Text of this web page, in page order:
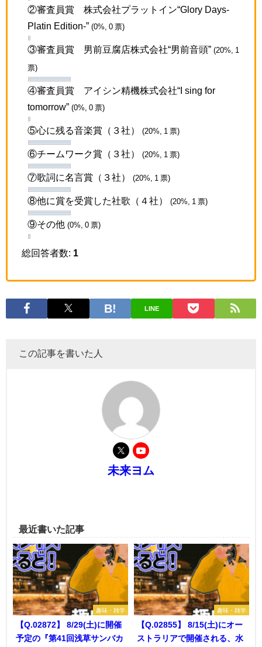
②審査員賞 株式会社プラットイン“Glory Days-
Platin Edition-” (0%, 0 票)
③審査員賞 男前豆腐店株式会社“男前音頭” (20%, 1
票)
④審査員賞 アイシン精機株式会社“I sing for
tomorrow” (0%, 0 票)
⑤心に残る音楽賞（３社） (20%, 1 票)
⑥チームワーク賞（３社） (20%, 1 票)
⑦歌詞に名言賞（３社） (20%, 1 票)
⑧他に賞を受賞した社歌（４社） (20%, 1 票)
⑨その他 (0%, 0 票)
総回答者数: 1
LINE
この記事を書いた人
未来ヨム
最近書いた記事
趣味・雑学
【Q.02872】 8/29(土)に開催
予定の『第41回浅草サンバカ
趣味・雑学
【Q.02855】 8/15(土)にオー
ストラリアで開催される、水